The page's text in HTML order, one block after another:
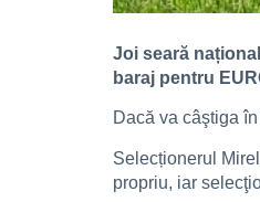
Joi seară
baraj pentru
Dacă va câştiga
Selecționerul
propriu, iar